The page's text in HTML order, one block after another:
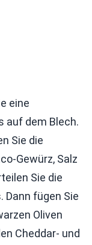
eine
auf dem Blech.
Sie die
Gewürz, Salz
Sie die
Dann fügen Sie
Oliven
Cheddar- und